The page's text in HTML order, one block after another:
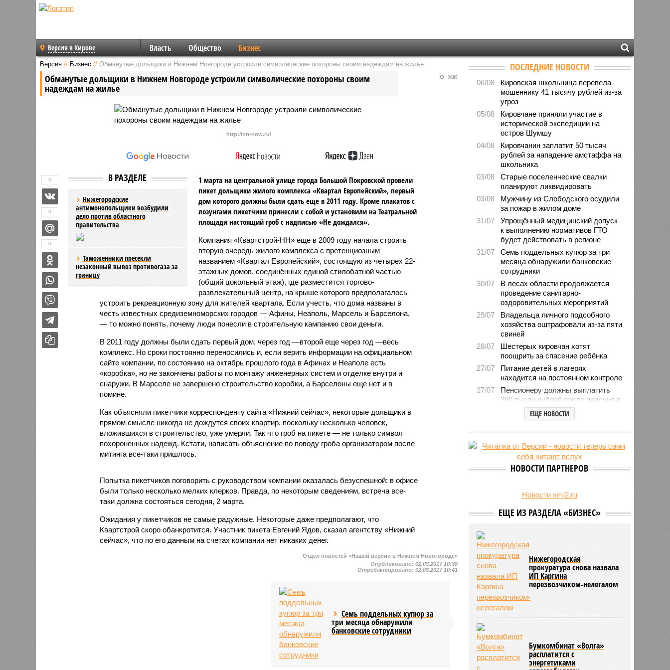
Версия в Кирове Власть Общество Бизнес
Версия // Бизнес // Обманутые дольщики в Нижнем Новгороде устроили символические похороны своим надеждам на жилье
Обманутые дольщики в Нижнем Новгороде устроили символические похороны своим
надеждам на жилье
2685
http://nn-now.ru/
В РАЗДЕЛЕ
Нижегородские
антимонопольщики возбудили
дело против областного
правительства
Таможенники пресекли
незаконный вывоз противогаза за
границу
1 марта на центральной улице города Большой Покровской провели
пикет дольщики жилого комплекса «Квартал Европейский», первый
дом которого должны были сдать еще в 2011 году. Кроме плакатов с
лозунгами пикетчики принесли с собой и установили на Театральной
площади настоящий гроб с надписью «Не дождался».
Компания «Квартстрой-НН» еще в 2009 году начала строить
вторую очередь жилого комплекса с претенциозным
названием «Квартал Европейский», состоящую из четырех 22-
этажных домов, соединённых единой стилобатной частью
(общий цокольный этаж), где разместится торгово-
развлекательный центр, на крыше которого предполагалось
устроить рекреационную зону для жителей квартала. Если учесть, что дома названы в
честь известных средиземноморских городов — Афины, Неаполь, Марсель и Барселона,
— то можно понять, почему люди понесли в строительную кампанию свои деньги.
В 2011 году должны были сдать первый дом, через год —второй еще через год —весь
комплекс. Но сроки постоянно переносились и, если верить информации на официальном
сайте компании, по состоянию на октябрь прошлого года в Афинах и Неаполе есть
«коробка», но не закончены работы по монтажу инженерных систем и отделке внутри и
снаружи. В Марселе не завершено строительство коробки, а Барселоны еще нет и в
помине.
Как объясняли пикетчики корреспонденту сайта «Нижний сейчас», некоторые дольщики в
прямом смысле никогда не дождутся своих квартир, поскольку несколько человек,
вложившихся в строительство, уже умерли. Так что гроб на пикете — не только символ
похороненных надежд. Кстати, написать объяснение по поводу гроба организатором после
митинга все-таки пришлось.
Попытка пикетчиков поговорить с руководством компании оказалась безуспешной: в офисе
были только несколько мелких клерков. Правда, по некоторым сведениям, встреча все-
таки должна состояться сегодня, 2 марта.
Ожидания у пикетчиков не самые радужные. Некоторые даже предполагают, что
Квартстрой скоро обанкротится. Участник пикета Евгений Ядов, сказал агентству «Нижний
сейчас», что по его данным на счетах компании нет никаких денег.
0
0
0
Отдел новостей «Нашей версии в Нижнем Новогороде»
Опубликовано:02.03.2017 10:38
Отредактировано:02.03.2017 10:41
Семь поддельных купюр за
три месяца обнаружили
банковские сотрудники
ПОСЛЕДНИЕ НОВОСТИ
06/08
Кировская школьница перевела
мошеннику 41 тысячу рублей из-за
угроз
05/08
Кировчане приняли участие в
исторической экспедиции на
остров Шумшу
04/08
Кировчанин заплатит 50 тысяч
рублей за нападение амстаффа на
школьника
03/08
Старые поселенческие свалки
планируют ликвидировать
03/08
Мужчину из Слободского осудили
за пожар в жилом доме
31/07
Упрощённый медицинский допуск
к выполнению нормативов ГТО
будет действовать в регионе
31/07
Семь поддельных купюр за три
месяца обнаружили банковские
сотрудники
30/07
В лесах области продолжается
проведение санитарно-
оздоровительных мероприятий
29/07
Владельца личного подсобного
хозяйства оштрафовали из-за пяти
свиней
28/07
Шестерых кировчан хотят
поощрить за спасение ребёнка
27/07
Питание детей в лагерях
находится на постоянном контроле
27/07
Пенсионеру должны выплатить
300 тысяч рублей после падения в
гололёд
В регионе обновлён порядок
предоставления госимущества в
Гострудинспекция выявила
нарушения после несчастного
случая на пилораме в Кирсе
садов собираются продлить
ЕЩЕ НОВОСТИ
НОВОСТИ ПАРТНЕРОВ
Новости smi2.ru
ЕЩЕ ИЗ РАЗДЕЛА «БИЗНЕС»
Нижегородская
прокуратура снова назвала
ИП Каргина
перезвозчиком-нелегалом
Бумкомбинат «Волга»
расплатится с
энергетиками